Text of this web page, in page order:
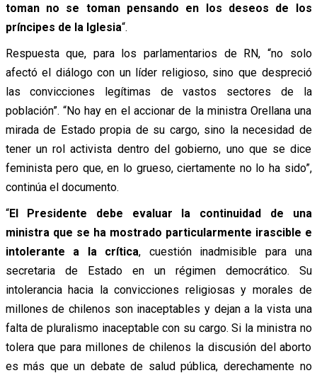
toman no se toman pensando en los deseos de los
príncipes de la Iglesia“.
Respuesta que, para los parlamentarios de RN, “no solo
afectó el diálogo con un líder religioso, sino que despreció
las convicciones legítimas de vastos sectores de la
población”. “No hay en el accionar de la ministra Orellana una
mirada de Estado propia de su cargo, sino la necesidad de
tener un rol activista dentro del gobierno, uno que se dice
feminista pero que, en lo grueso, ciertamente no lo ha sido”,
continúa el documento.
“El Presidente debe evaluar la continuidad de una
ministra que se ha mostrado particularmente irascible e
intolerante a la crítica, cuestión inadmisible para una
secretaria de Estado en un régimen democrático. Su
intolerancia hacia la convicciones religiosas y morales de
millones de chilenos son inaceptables y dejan a la vista una
falta de pluralismo inaceptable con su cargo. Si la ministra no
tolera que para millones de chilenos la discusión del aborto
es más que un debate de salud pública, derechamente no